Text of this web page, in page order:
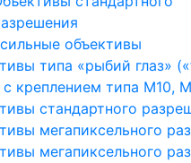
объективы
типа «рыбий глаз»
креплением типа M10,
стандартного
мегапиксельного
мегапиксельного